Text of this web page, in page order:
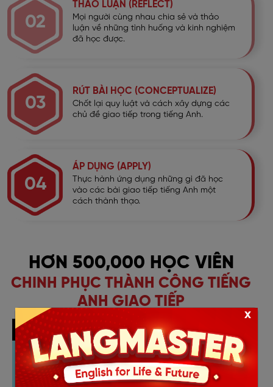
02
THẢO LUẬN (REFLECT)
Mọi người cùng nhau chia sẻ và thảo
luận về những tình huống và kinh nghiệm
đã học được.
03
RÚT BÀI HỌC (CONCEPTUALIZE)
Chốt lại quy luật và cách xây dựng các
chủ đề giao tiếp trong tiếng Anh.
04
ÁP DỤNG (APPLY)
Thực hành ứng dụng những gì đã học
vào các bài giao tiếp tiếng Anh một
cách thành thạo.
HƠN 500,000 HỌC VIÊN
CHINH PHỤC THÀNH CÔNG TIẾNG
ANH GIAO TIẾP
x